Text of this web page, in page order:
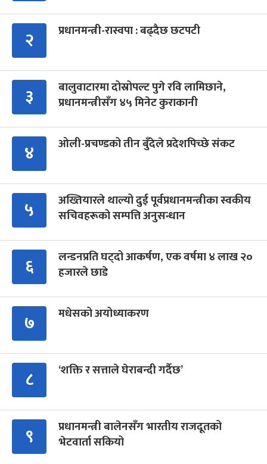
२ प्रधानमन्त्री-रास्वपा : बढ्दैछ छटपटी
३
बालुवाटारमा दोस्रोपल्ट पुगे रवि लामिछाने,
प्रधानमन्त्रीसँग ४५ मिनेट कुराकानी
४ ओली-प्रचण्डको तीन बुँदेले प्रदेशपिच्छे संकट
५
अख्तियारले थाल्यो दुई पूर्वप्रधानमन्त्रीका स्वकीय
सचिवहरूको सम्पत्ति अनुसन्धान
६
लन्डनप्रति घट्दो आकर्षण, एक वर्षमा ४ लाख २०
हजारले छाडे
७ मधेसको अयोध्याकरण
८ ‘शक्ति र सत्ताले घेराबन्दी गर्दैछ’
९
प्रधानमन्त्री बालेनसँग भारतीय राजदूतको
भेटवार्ता सकियो